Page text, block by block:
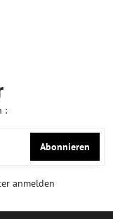
:
Abonnieren
anmelden